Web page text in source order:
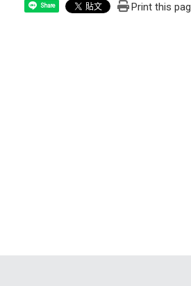
Share Print this